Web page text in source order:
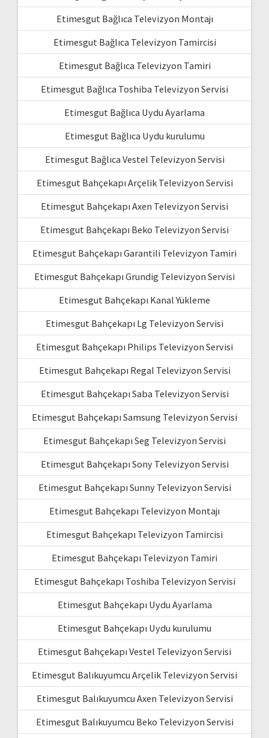
Etimesgut Bağlıca Televizyon Montajı
Etimesgut Bağlıca Televizyon Tamircisi
Etimesgut Bağlıca Televizyon Tamiri
Etimesgut Bağlıca Toshiba Televizyon Servisi
Etimesgut Bağlıca Uydu Ayarlama
Etimesgut Bağlıca Uydu kurulumu
Etimesgut Bağlıca Vestel Televizyon Servisi
Etimesgut Bahçekapı Arçelik Televizyon Servisi
Etimesgut Bahçekapı Axen Televizyon Servisi
Etimesgut Bahçekapı Beko Televizyon Servisi
Etimesgut Bahçekapı Garantili Televizyon Tamiri
Etimesgut Bahçekapı Grundig Televizyon Servisi
Etimesgut Bahçekapı Kanal Yükleme
Etimesgut Bahçekapı Lg Televizyon Servisi
Etimesgut Bahçekapı Philips Televizyon Servisi
Etimesgut Bahçekapı Regal Televizyon Servisi
Etimesgut Bahçekapı Saba Televizyon Servisi
Etimesgut Bahçekapı Samsung Televizyon Servisi
Etimesgut Bahçekapı Seg Televizyon Servisi
Etimesgut Bahçekapı Sony Televizyon Servisi
Etimesgut Bahçekapı Sunny Televizyon Servisi
Etimesgut Bahçekapı Televizyon Montajı
Etimesgut Bahçekapı Televizyon Tamircisi
Etimesgut Bahçekapı Televizyon Tamiri
Etimesgut Bahçekapı Toshiba Televizyon Servisi
Etimesgut Bahçekapı Uydu Ayarlama
Etimesgut Bahçekapı Uydu kurulumu
Etimesgut Bahçekapı Vestel Televizyon Servisi
Etimesgut Balıkuyumcu Arçelik Televizyon Servisi
Etimesgut Balıkuyumcu Axen Televizyon Servisi
Etimesgut Balıkuyumcu Beko Televizyon Servisi